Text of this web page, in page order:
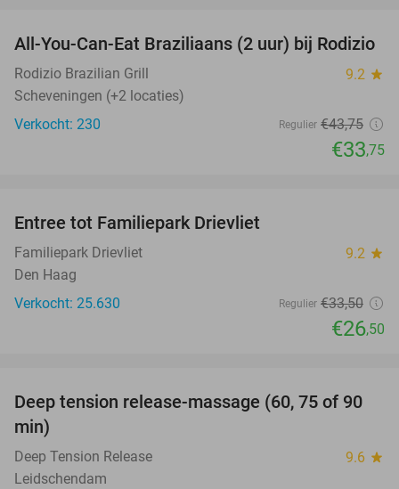
23%
All-You-Can-Eat Braziliaans (2 uur) bij Rodizio
Rodizio Brazilian Grill 9.2 star
Scheveningen (+2 locaties)
Verkocht: 230
Regulier €43,75
€33,75
Entree tot Familiepark Drievliet
Familiepark Drievliet 9.2 star
Den Haag
Verkocht: 25.630
Regulier €33,50
€26,50
49%
Deep tension release-massage (60, 75 of 90
min)
Deep Tension Release 9.6 star
Leidschendam